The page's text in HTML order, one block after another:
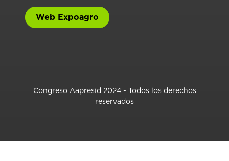
Web Expoagro
Congreso Aapresid 2024 - Todos los derechos
reservados